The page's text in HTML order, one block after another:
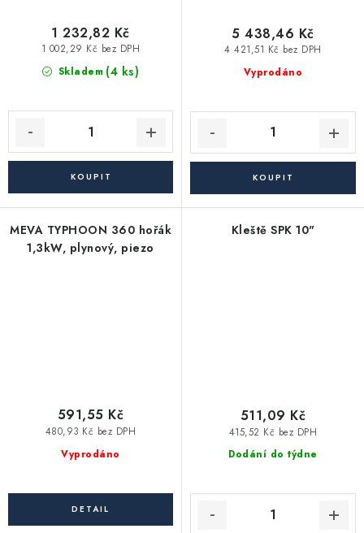
Skladem (4 ks)
1 002,29 Kč bez DPH
1 232,82 Kč
Vyprodáno
4 421,51 Kč bez DPH
5 438,46 Kč
MEVA TYPHOON 360 hořák
1,3kW, plynový, piezo
Vyprodáno
480,93 Kč bez DPH
591,55 Kč
Kleště SPK 10"
Dodání do týdne
415,52 Kč bez DPH
511,09 Kč